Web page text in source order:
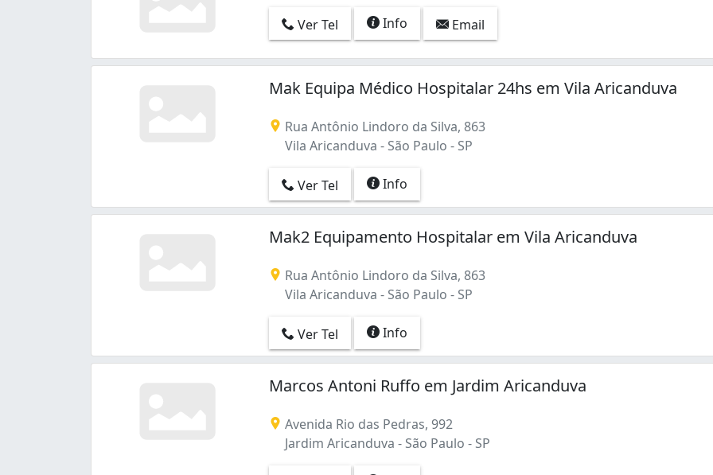
Ver Tel Info Email
Mak Equipa Médico Hospitalar 24hs em Vila Aricanduva
Rua Antônio Lindoro da Silva, 863
Vila Aricanduva - São Paulo - SP
Ver Tel Info
Mak2 Equipamento Hospitalar em Vila Aricanduva
Rua Antônio Lindoro da Silva, 863
Vila Aricanduva - São Paulo - SP
Ver Tel Info
Marcos Antoni Ruffo em Jardim Aricanduva
Avenida Rio das Pedras, 992
Jardim Aricanduva - São Paulo - SP